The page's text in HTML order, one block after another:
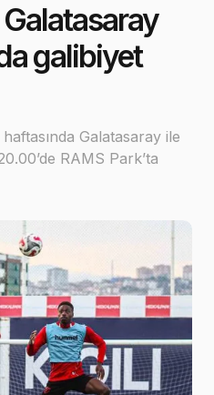
galibiyet
Galatasaray ile
RAMS Park’ta